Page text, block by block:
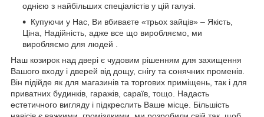
однією з найбільших спеціалістів у цій галузі.
Купуючи у Нас, Ви вбиваєте «трьох зайців» – Якість,
Ціна, Надійність, адже все що виробляємо, ми
виробляємо для людей .
Наш козирок над двері є чудовим рішенням для захищення
Вашого входу і дверей від дощу, снігу та сонячних променів.
Він підійде як для магазинів та торгових приміщень, так і для
приватних будинків, гаражів, сараїв, тощо. Надасть
естетичного вигляду і підкреслить Ваше місце. Більшість